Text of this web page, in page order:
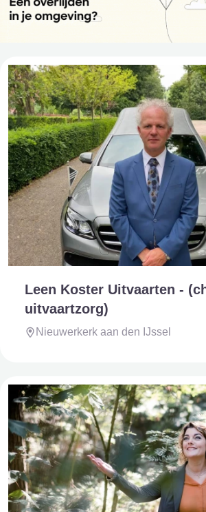
Leen Koster Uitvaarten -
uitvaartzorg)
Nieuwerkerk aan den IJssel